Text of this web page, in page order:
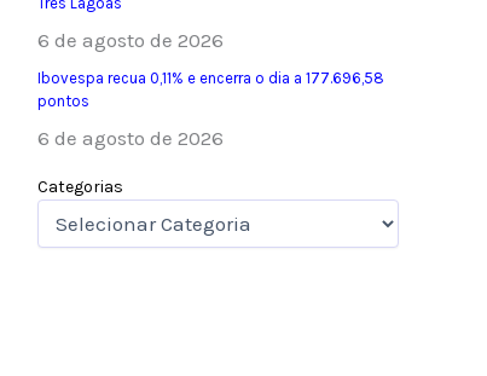
6 de agosto de 2026
Ibovespa recua 0,11% e encerra o dia a 177.696,58
pontos
6 de agosto de 2026
Categorias